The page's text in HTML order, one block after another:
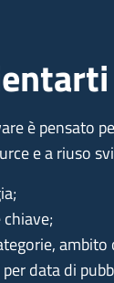
è pensato
e a riuso
data di